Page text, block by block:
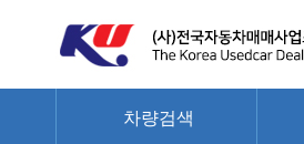
차량검색